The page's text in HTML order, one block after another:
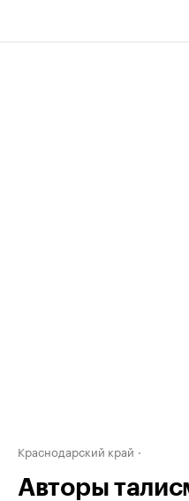
Краснодарский край
Авторы